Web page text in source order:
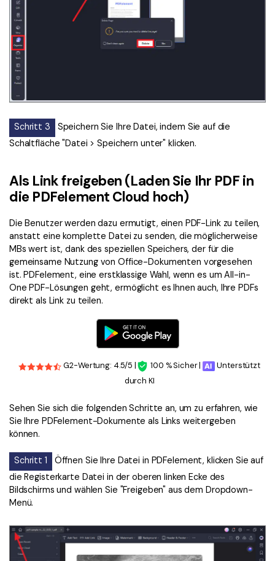
Schritt 3
Speichern Sie Ihre Datei, indem Sie auf die
Schaltfläche "Datei > Speichern unter" klicken.
Als Link freigeben (Laden Sie Ihr PDF in
die PDFelement Cloud hoch)
Die Benutzer werden dazu ermutigt, einen PDF-Link zu teilen,
anstatt eine komplette Datei zu senden, die möglicherweise
MBs wert ist, dank des speziellen Speichers, der für die
gemeinsame Nutzung von Office-Dokumenten vorgesehen
ist. PDFelement, eine erstklassige Wahl, wenn es um All-in-
One PDF-Lösungen geht, ermöglicht es Ihnen auch, Ihre PDFs
direkt als Link zu teilen.
G2-Wertung: 4.5/5 | 100 % Sicher |
Unterstützt
durch KI
Sehen Sie sich die folgenden Schritte an, um zu erfahren, wie
Sie Ihre PDFelement-Dokumente als Links weitergeben
können.
Schritt 1
Öffnen Sie Ihre Datei in PDFelement, klicken Sie auf
die Registerkarte Datei in der oberen linken Ecke des
Bildschirms und wählen Sie "Freigeben" aus dem Dropdown-
Menü.